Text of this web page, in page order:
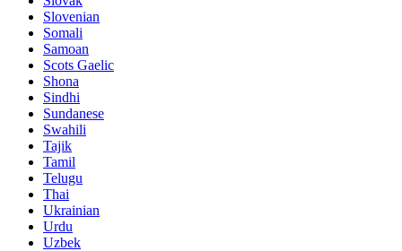
Slovenian
Somali
Samoan
Scots Gaelic
Shona
Sindhi
Sundanese
Swahili
Tajik
Tamil
Telugu
Thai
Ukrainian
Urdu
Uzbek